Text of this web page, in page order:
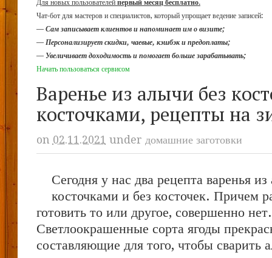
Для новых пользователей первый месяц бесплатно.
Чат-бот для мастеров и специалистов, который упрощает ведение записей:
— Сам записывает клиентов и напоминает им о визите;
— Персонализирует скидки, чаевые, кэшбэк и предоплаты;
— Увеличивает доходимость и помогает больше зарабатывать;
Начать пользоваться сервисом
Варенье из алычи без
косточками, рецепты на
on 02.11.2021 under домашние заготовки
Сегодня у нас два рецепта варенья
косточками и без косточек. Причем
готовить то или другое, совершенно нет.
Светлоокрашенные сорта ягоды
составляющие для того, чтобы сварить